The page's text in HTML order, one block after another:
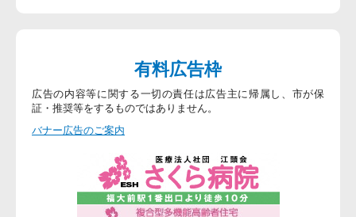
有料広告枠
広告の内容等に関する一切の責任は広告主に帰属し、市が保
証・推奨等をするものではありません。
バナー広告のご案内